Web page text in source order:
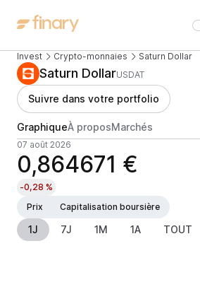
Invest Crypto-monnaies Saturn Dollar
Saturn DollarUSDAT
Suivre dans votre portfolio
GraphiqueÀ proposMarchés
07 août 2026
0,864671 €
-0,28 %
Prix
Capitalisation boursière
1J 7J 1M 1A TOUT